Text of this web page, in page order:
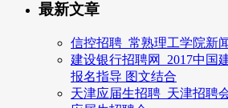
最新文章
信控招聘_常熟理工学院新
建设银行招聘网_2017中国
报名指导 图文结合
天津应届生招聘_天津招聘